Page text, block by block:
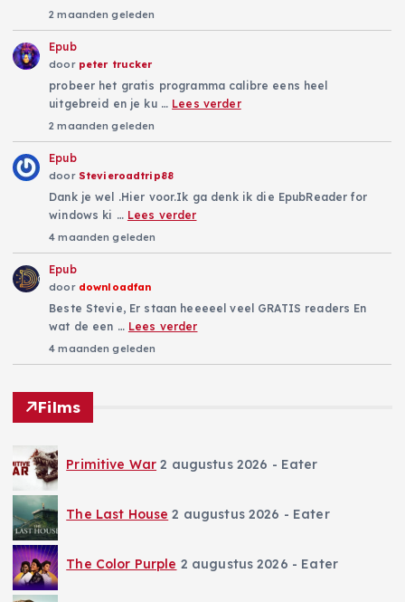
2 maanden geleden
Epub
door peter trucker
probeer het gratis programma calibre eens heel
uitgebreid en je ku … Lees verder
2 maanden geleden
Epub
door Stevieroadtrip88
Dank je wel .Hier voor.Ik ga denk ik die EpubReader for
windows ki … Lees verder
4 maanden geleden
Epub
door downloadfan
Beste Stevie, Er staan heeeeel veel GRATIS readers En
wat de een … Lees verder
4 maanden geleden
Films
Primitive War 2 augustus 2026 - Eater
The Last House 2 augustus 2026 - Eater
The Color Purple 2 augustus 2026 - Eater